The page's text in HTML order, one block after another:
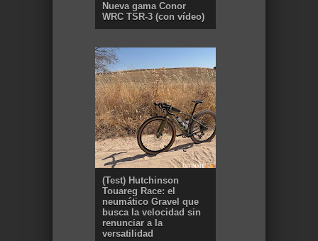
Nueva gama Conor
WRC TSR-3 (con vídeo)
(Test) Hutchinson
Touareg Race: el
neumático Gravel que
busca la velocidad sin
renunciar a la
versatilidad